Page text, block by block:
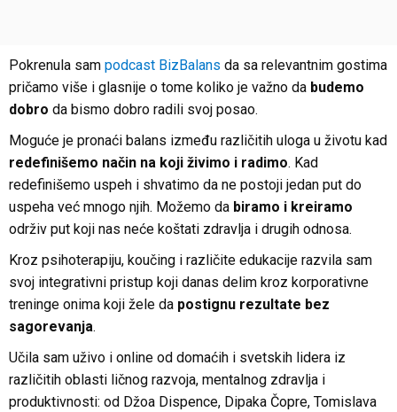
Pokrenula sam podcast BizBalans da sa relevantnim gostima
pričamo više i glasnije o tome koliko je važno da budemo
dobro da bismo dobro radili svoj posao.
Moguće je pronaći balans između različitih uloga u životu kad
redefinišemo način na koji živimo i radimo. Kad
redefinišemo uspeh i shvatimo da ne postoji jedan put do
uspeha već mnogo njih. Možemo da biramo i kreiramo
održiv put koji nas neće koštati zdravlja i drugih odnosa.
Kroz psihoterapiju, koučing i različite edukacije razvila sam
svoj integrativni pristup koji danas delim kroz korporativne
treninge onima koji žele da postignu rezultate bez
sagorevanja.
Učila sam uživo i online od domaćih i svetskih lidera iz
različitih oblasti ličnog razvoja, mentalnog zdravlja i
produktivnosti: od Džoa Dispence, Dipaka Čopre, Tomislava